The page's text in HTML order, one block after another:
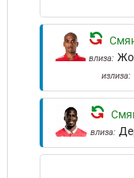
влиза:
излиза:
влиза: